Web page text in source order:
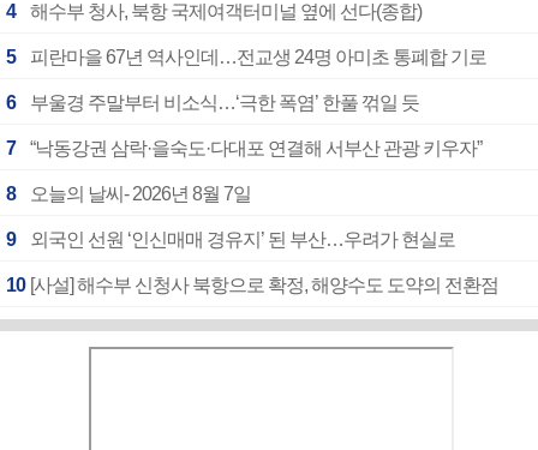
4 해수부 청사, 북항 국제여객터미널 옆에 선다(종합)
5 피란마을 67년 역사인데…전교생 24명 아미초 통폐합 기로
6 부울경 주말부터 비소식…‘극한 폭염’ 한풀 꺾일 듯
7 “낙동강권 삼락·을숙도·다대포 연결해 서부산 관광 키우자”
8 오늘의 날씨- 2026년 8월 7일
9 외국인 선원 ‘인신매매 경유지’ 된 부산…우려가 현실로
10 [사설] 해수부 신청사 북항으로 확정, 해양수도 도약의 전환점